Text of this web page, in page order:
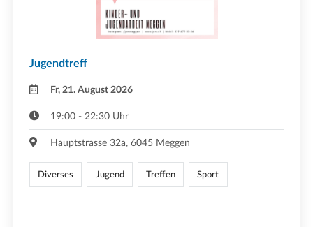
Jugendtreff
Fr, 21. August 2026
19:00 - 22:30 Uhr
Hauptstrasse 32a, 6045 Meggen
Diverses Jugend Treffen Sport